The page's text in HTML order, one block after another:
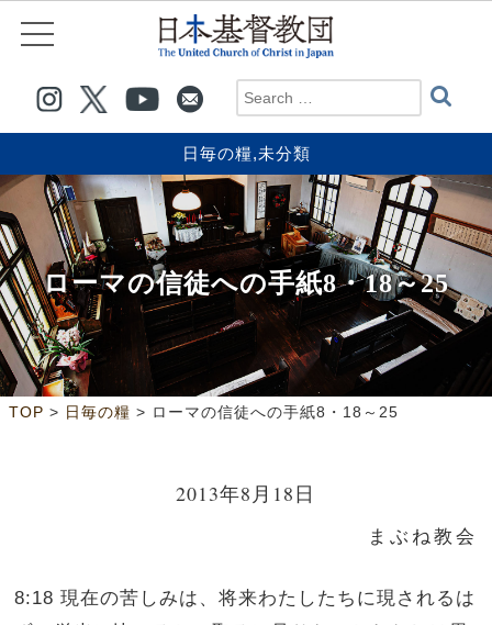
日毎の糧,未分類
ローマの信徒への手紙8・18～25
TOP > 日毎の糧 > ローマの信徒への手紙8・18～25
2013年8月18日
まぶね教会
8:18 現在の苦しみは、将来わたしたちに現されるは